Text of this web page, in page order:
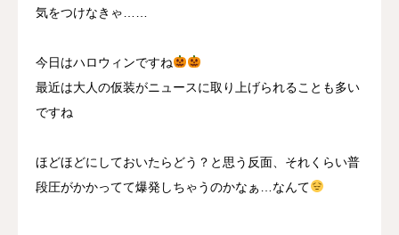
気をつけなきゃ……
今日はハロウィンですね
最近は大人の仮装がニュースに取り上げられることも多い
ですね
ほどほどにしておいたらどう？と思う反面、それくらい普
段圧がかかってて爆発しちゃうのかなぁ…なんて